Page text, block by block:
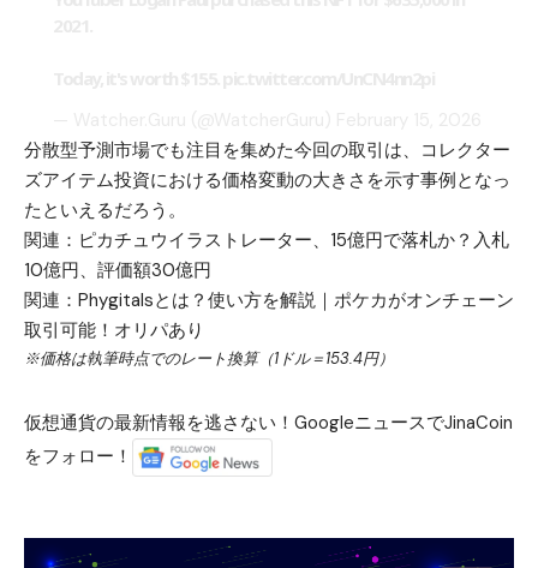
分散型予測市場でも注目を集めた今回の取引は、コレクター
ズアイテム投資における価格変動の大きさを示す事例となっ
たといえるだろう。
関連： ピカチュウイラストレーター、15億円で落札か？入札
10億円、評価額30億円
関連： Phygitalsとは？使い方を解説｜ポケカがオンチェーン
取引可能！オリパあり
※価格は執筆時点でのレート換算（1ドル＝153.4円）
仮想通貨の最新情報を逃さない！GoogleニュースでJinaCoin
をフォロー！